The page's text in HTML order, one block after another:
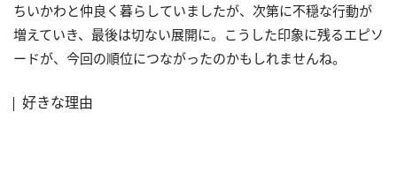
ちいかわと仲良く暮らしていましたが、次第に不穏な行動が
増えていき、最後は切ない展開に。こうした印象に残るエピソ
ードが、今回の順位につながったのかもしれませんね。
好きな理由